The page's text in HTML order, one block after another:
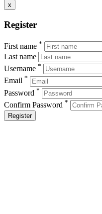
x
Register
First name *
Last name
Username *
Email *
Password *
Confirm Password *
Register